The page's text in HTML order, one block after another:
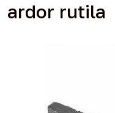
ardor rutila